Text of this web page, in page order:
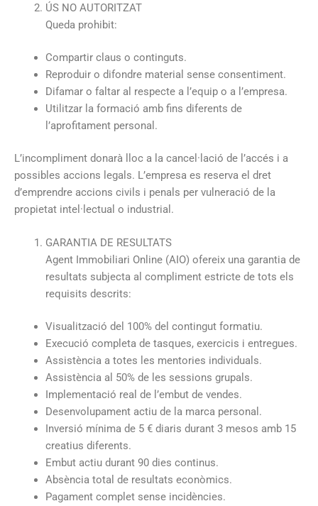
ÚS NO AUTORITZAT
Queda prohibit:
Compartir claus o continguts.
Reproduir o difondre material sense consentiment.
Difamar o faltar al respecte a l’equip o a l’empresa.
Utilitzar la formació amb fins diferents de
l’aprofitament personal.
L’incompliment donarà lloc a la cancel·lació de l’accés i a
possibles accions legals. L’empresa es reserva el dret
d’emprendre accions civils i penals per vulneració de la
propietat intel·lectual o industrial.
GARANTIA DE RESULTATS
Agent Immobiliari Online (AIO) ofereix una garantia de
resultats subjecta al compliment estricte de tots els
requisits descrits:
Visualització del 100% del contingut formatiu.
Execució completa de tasques, exercicis i entregues.
Assistència a totes les mentories individuals.
Assistència al 50% de les sessions grupals.
Implementació real de l’embut de vendes.
Desenvolupament actiu de la marca personal.
Inversió mínima de 5 € diaris durant 3 mesos amb 15
creatius diferents.
Embut actiu durant 90 dies continus.
Absència total de resultats econòmics.
Pagament complet sense incidències.